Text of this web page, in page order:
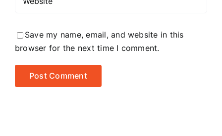
Save my name, email, and website in this
browser for the next time I comment.